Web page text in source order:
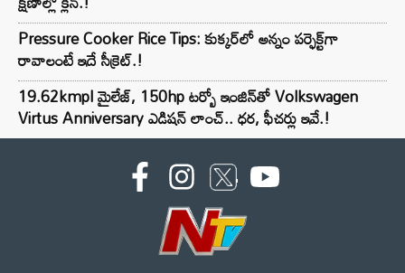
Pressure Cooker Rice Tips: కుక్కర్‌లో అన్నం పర్ఫెక్ట్‌గా
రావాలంటే ఇదే సీక్రెట్.!
19.62kmpl మైలేజ్, 150hp టర్బో ఇంజిన్‌తో Volkswagen
Virtus Anniversary ఎడిషన్ లాంచ్.. ధర, ఫీచర్లు ఇవే.!